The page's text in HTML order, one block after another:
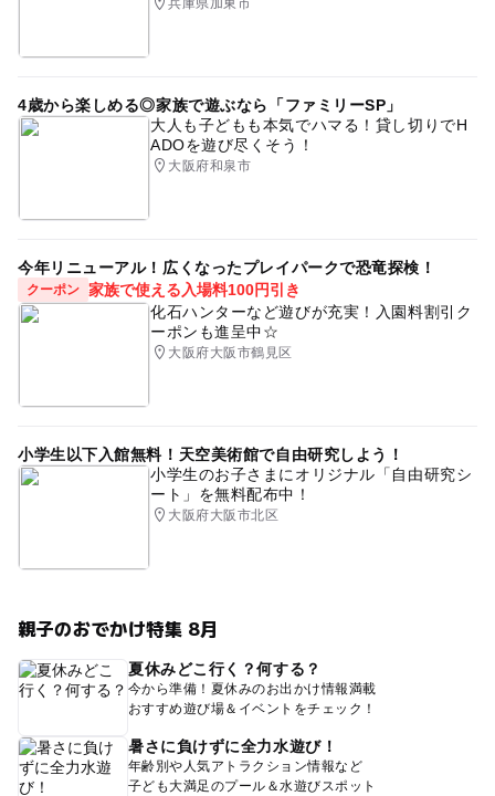
兵庫県加東市
4歳から楽しめる◎家族で遊ぶなら「ファミリーSP」
大人も子どもも本気でハマる！貸し切りでH
ADOを遊び尽くそう！
大阪府和泉市
今年リニューアル！広くなったプレイパークで恐竜探検！
クーポン 家族で使える入場料100円引き
化石ハンターなど遊びが充実！入園料割引ク
ーポンも進呈中☆
大阪府大阪市鶴見区
小学生以下入館無料！天空美術館で自由研究しよう！
小学生のお子さまにオリジナル「自由研究シ
ート」を無料配布中！
大阪府大阪市北区
親子のおでかけ特集 8月
夏休みどこ行く？何する？
今から準備！夏休みのお出かけ情報満載
おすすめ遊び場＆イベントをチェック！
暑さに負けずに全力水遊び！
年齢別や人気アトラクション情報など
子ども大満足のプール＆水遊びスポット